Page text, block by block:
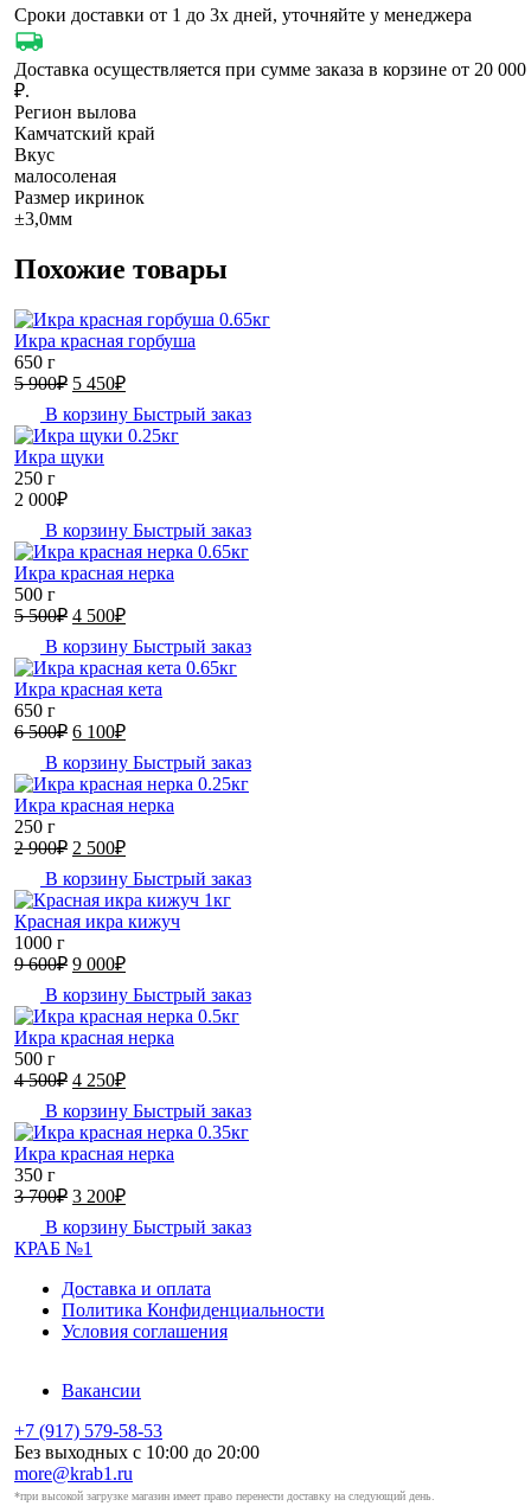
Сроки доставки от 1 до 3х дней, уточняйте у менеджера
Доставка осуществляется при сумме заказа в корзине от 20 000
₽.
Регион вылова
Камчатский край
Вкус
малосоленая
Размер икринок
±3,0мм
Похожие товары
Икра красная горбуша
650 г
5 900₽ Первоначальная
составляла
5
900₽.
5 450₽Текущая
цена:
5
450₽.
В корзину Быстрый заказ
Икра щуки
250 г
2 000₽
В корзину Быстрый заказ
Икра красная нерка
500 г
5 500₽ Первоначальная
составляла
5
500₽.
4 500₽Текущая
цена:
4
500₽.
В корзину Быстрый заказ
Икра красная кета
650 г
6 500₽ Первоначальная
составляла
6
500₽.
6 100₽Текущая
цена:
6
100₽.
В корзину Быстрый заказ
Икра красная нерка
250 г
2 900₽ Первоначальная
составляла
2
900₽.
2 500₽Текущая
цена:
2
500₽.
В корзину Быстрый заказ
Красная икра кижуч
1000 г
9 600₽ Первоначальная
составляла
9
600₽.
9 000₽Текущая
цена:
9
000₽.
В корзину Быстрый заказ
Икра красная нерка
500 г
4 500₽ Первоначальная
составляла
4
500₽.
4 250₽Текущая
цена:
4
250₽.
В корзину Быстрый заказ
Икра красная нерка
350 г
3 700₽ Первоначальная
составляла
3
700₽.
3 200₽Текущая
цена:
3
В корзину Быстрый заказ
КРАБ №1
Доставка и оплата
Политика Конфиденциальности
Условия соглашения
Вакансии
+7 (917) 579-58-53
Без выходных с 10:00 до 20:00
more@krab1.ru
*при высокой загрузке магазин имеет право перенести доставку на следующий день.